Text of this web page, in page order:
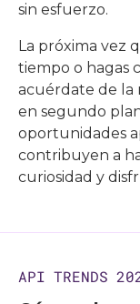
sin esfuerzo.
La próxima vez
tiempo o hagas
acuérdate de la
en segundo
oportunidades
contribuyen a
curiosidad y
API TRENDS